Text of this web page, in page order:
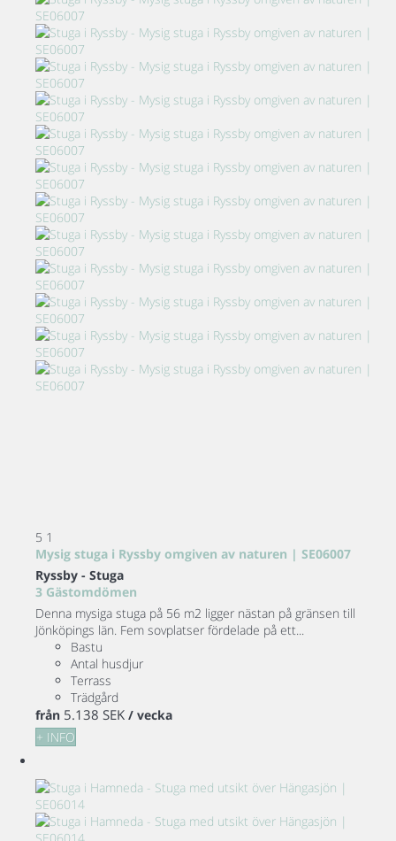
5 1
Mysig stuga i Ryssby omgiven av naturen | SE06007
Ryssby - Stuga
3 Gästomdömen
Denna mysiga stuga på 56 m2 ligger nästan på gränsen till
Jönköpings län. Fem sovplatser fördelade på ett...
Bastu
Antal husdjur
Terrass
Trädgård
från 5.138 SEK / vecka
+ INFO